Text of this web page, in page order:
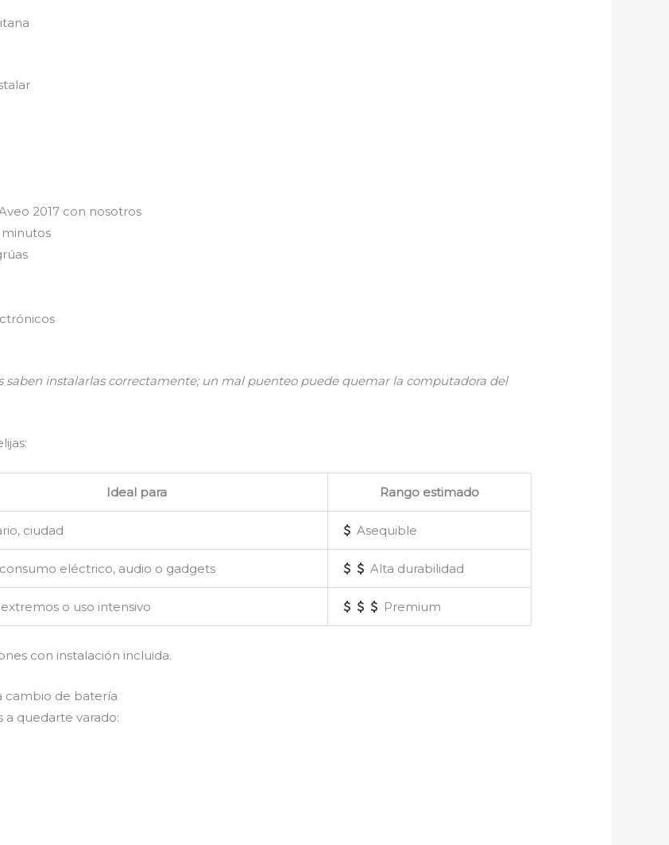
2017 con nosotros
saben instalarlas correctamente; un mal puenteo puede quemar la computadora del
Ideal para Rango estimado
ciudad Asequible
eléctrico, audio o gadgets Alta durabilidad
o uso intensivo Premium
con instalación incluida.
cambio de batería
a quedarte varado: